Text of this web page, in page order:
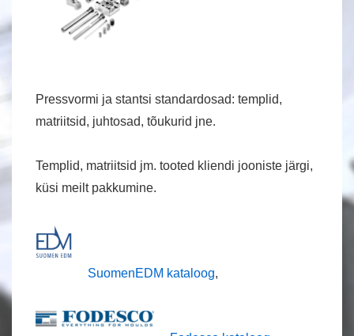
Pressvormi ja stantsi standardosad: templid,
matriitsid, juhtosad, tõukurid jne.
Templid, matriitsid jm. tooted kliendi jooniste järgi,
küsi meilt pakkumine.
SuomenEDM kataloog,